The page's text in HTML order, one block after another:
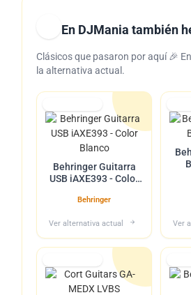
En DJMania también
Clásicos que pasaron por aquí 🎉
la alternativa actual.
Behringer Guitarra
USB iAXE393 - Color
Behringer
Ver alternativa actual Ver